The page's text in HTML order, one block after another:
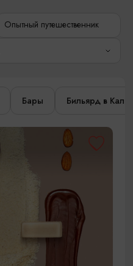
Опытный путешественник
Бары Бильярд в